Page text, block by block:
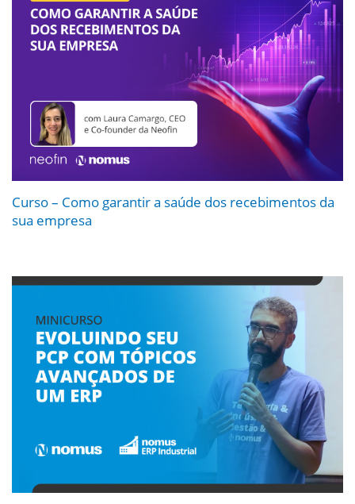
Curso – Como garantir a saúde dos recebimentos da
sua empresa